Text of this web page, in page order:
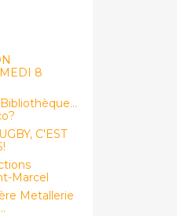
8
C'EST
Marcel
Metallerie